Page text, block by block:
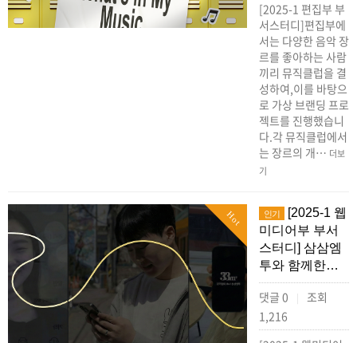
[2025-1 편집부 부
서스터디]편집부에
서는 다양한 음악 장
르를 좋아하는 사람
끼리 뮤직클럽을 결
성하여,이를 바탕으
로 가상 브랜딩 프로
젝트를 진행했습니
다.각 뮤직클럽에서
는 장르의 개… 더보
기
Hot 인기
[2025-1 웹
미디어부 부서
스터디] 삼삼엠
투와 함께한…
댓글 0 |
조회
1,216